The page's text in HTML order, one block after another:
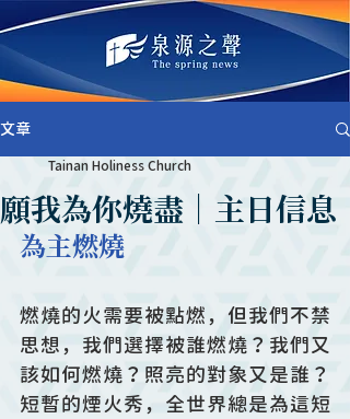
文章
願我為你燒盡｜主日信息
Tainan Holiness Church
為主燃燒
燃燒的火需要被點燃，但我們不禁
思想，我們選擇被誰燃燒？我們又
該如何燃燒？照亮的對象又是誰？
短暫的煙火秀，全世界總是為這短